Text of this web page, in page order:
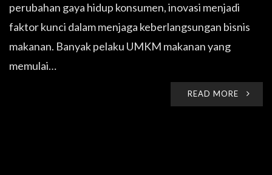
perubahan gaya hidup konsumen, inovasi menjadi
faktor kunci dalam menjaga keberlangsungan bisnis
makanan. Banyak pelaku UMKM makanan yang
memulai…
READ MORE